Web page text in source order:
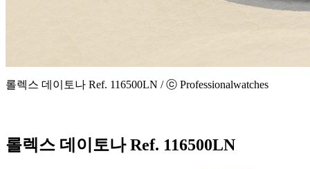
롤렉스 데이토나 Ref. 116500LN / ⓒ Professionalwatches
롤렉스 데이토나 Ref. 116500LN